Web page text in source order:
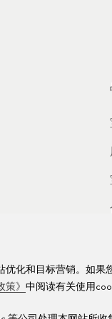
优化和目标营销。如果
策》 中阅读有关使用